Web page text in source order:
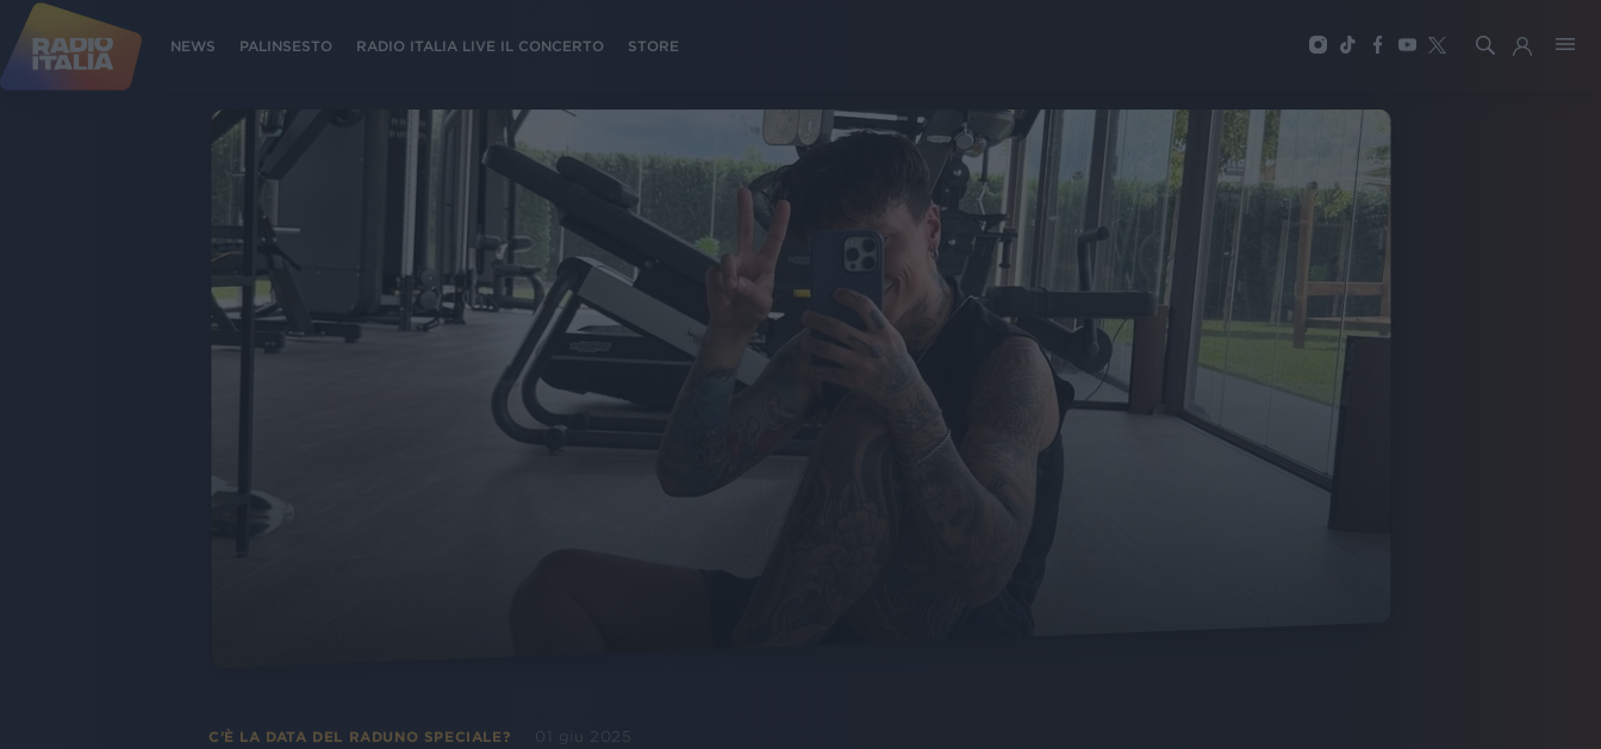
NEWS PALINSESTO RADIO ITALIA LIVE IL CONCERTO STORE
C’È LA DATA DEL RADUNO SPECIALE? 01 giu 2025